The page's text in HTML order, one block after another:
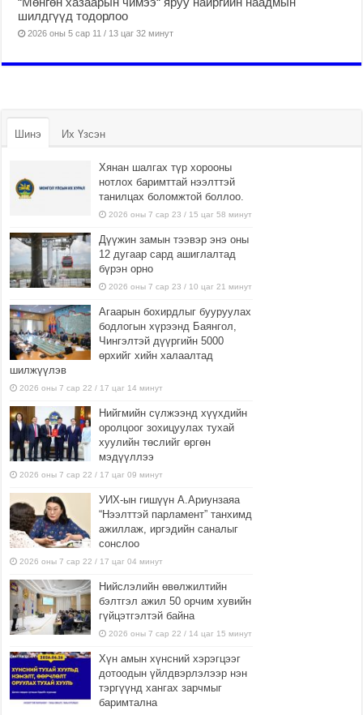
шилдгүүд тодорлоо
2026 оны 5 сар 11 / 13 цаг 32 минут
Шинэ Их Үзсэн
Хянан шалгах түр хорооны
нотлох баримттай нээлттэй
танилцах боломжтой боллоо.
2026 оны 7 сар 23 / 15 цаг 58 минут
Дүүжин замын тээвэр энэ оны
12 дугаар сард ашиглалтад
бүрэн орно
2026 оны 7 сар 23 / 10 цаг 21 минут
Агаарын бохирдлыг бууруулах
бодлогын хүрээнд Баянгол,
Чингэлтэй дүүргийн 5000
өрхийг хийн халаалтад
шилжүүлэв
2026 оны 7 сар 22 / 17 цаг 14 минут
Нийгмийн сүлжээнд хүүхдийн
оролцоог зохицуулах тухай
хуулийн төслийг өргөн
мэдүүллээ
2026 оны 7 сар 22 / 17 цаг 09 минут
УИХ-ын гишүүн А.Ариунзаяа
“Нээлттэй парламент” танхимд
ажиллаж, иргэдийн саналыг
сонслоо
2026 оны 7 сар 22 / 17 цаг 04 минут
Нийслэлийн өвөлжилтийн
бэлтгэл ажил 50 орчим хувийн
гүйцэтгэлтэй байна
2026 оны 7 сар 22 / 14 цаг 15 минут
Хүн амын хүнсний хэрэгцээг
дотоодын үйлдвэрлэлээр нэн
тэргүүнд хангах зарчмыг
баримтална